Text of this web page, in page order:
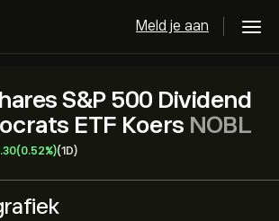
Meld je aan
S&P 500 Dividend
ETF Koers NOBL
(0.52%)(1D)